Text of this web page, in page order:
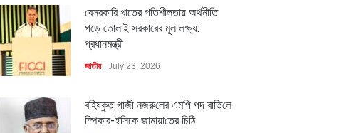
বেসরকারি খাতের গতিশীলতায় অর্থনীতি
গড়ে তোলাই সরকারের মূল লক্ষ্য:
প্রধানমন্ত্রী
জাতীয় July 23, 2026
বহিষ্কৃত গাজী নজরু‌লের এম‌পি পদ বা‌তি‌লে
স্পিকার-ইসিকে জামায়া‌তের চি‌ঠি